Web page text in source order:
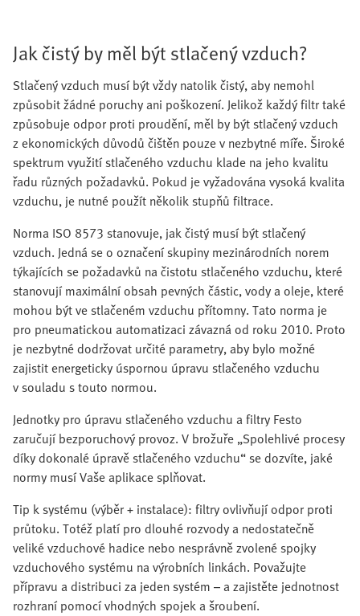
Jak čistý by měl být stlačený vzduch?
Stlačený vzduch musí být vždy natolik čistý, aby nemohl
způsobit žádné poruchy ani poškození. Jelikož každý filtr také
způsobuje odpor proti proudění, měl by být stlačený vzduch
z ekonomických důvodů čištěn pouze v nezbytné míře. Široké
spektrum využití stlačeného vzduchu klade na jeho kvalitu
řadu různých požadavků. Pokud je vyžadována vysoká kvalita
vzduchu, je nutné použít několik stupňů filtrace.
Norma ISO 8573 stanovuje, jak čistý musí být stlačený
vzduch. Jedná se o označení skupiny mezinárodních norem
týkajících se požadavků na čistotu stlačeného vzduchu, které
stanovují maximální obsah pevných částic, vody a oleje, které
mohou být ve stlačeném vzduchu přítomny. Tato norma je
pro pneumatickou automatizaci závazná od roku 2010. Proto
je nezbytné dodržovat určité parametry, aby bylo možné
zajistit energeticky úspornou úpravu stlačeného vzduchu
v souladu s touto normou.
Jednotky pro úpravu stlačeného vzduchu a filtry Festo
zaručují bezporuchový provoz. V brožuře „Spolehlivé procesy
díky dokonalé úpravě stlačeného vzduchu“ se dozvíte, jaké
normy musí Vaše aplikace splňovat.
Tip k systému (výběr + instalace): filtry ovlivňují odpor proti
průtoku. Totéž platí pro dlouhé rozvody a nedostatečně
veliké vzduchové hadice nebo nesprávně zvolené spojky
vzduchového systému na výrobních linkách. Považujte
přípravu a distribuci za jeden systém – a zajistěte jednotnost
rozhraní pomocí vhodných spojek a šroubení.